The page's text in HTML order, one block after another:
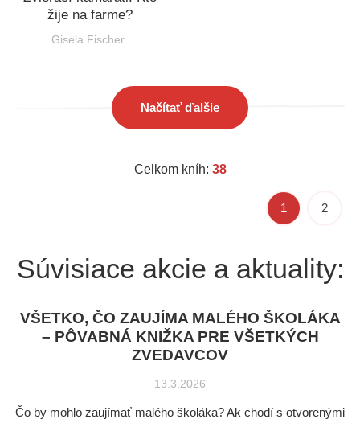
žije na farme?
Gisela Fischer
Načítať ďalšie
Celkom kníh: 38
1 2
Súvisiace akcie a aktuality:
VŠETKO, ČO ZAUJÍMA MALÉHO ŠKOLÁKA
– PÔVABNÁ KNIŽKA PRE VŠETKÝCH
ZVEDAVCOV
13.3.2026
Čo by mohlo zaujímať malého školáka? Ak chodí s otvorenými